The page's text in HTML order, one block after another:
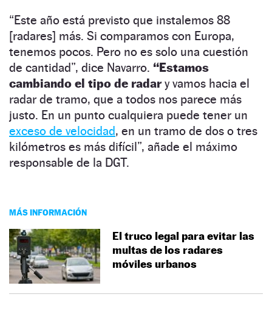
“Este año está previsto que instalemos 88
[radares] más. Si comparamos con Europa,
tenemos pocos. Pero no es solo una cuestión
de cantidad”, dice Navarro. “Estamos
cambiando el tipo de radary vamos hacia el
radar de tramo, que a todos nos parece más
justo. En un punto cualquiera puede tener un
exceso de velocidad, en un tramo de dos o tres
kilómetros es más difícil”, añade el máximo
responsable de la DGT.
MÁS INFORMACIÓN
El truco legal para evitar las
multas de los radares
móviles urbanos